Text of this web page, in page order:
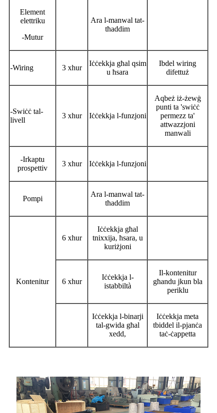
Element
elettriku
-Mutur
Ara l-manwal tat-
tħaddim
-Wiring 3 xhur
Iċċekkja għal qsim
u ħsara
Ibdel wiring
difettuż
-Swiċċ tal-
livell
3 xhur Iċċekkja l-funzjoni
Aqbeż iż-żewġ
punti ta 'swiċċ
permezz ta'
attwazzjoni
manwali
-Irkaptu
prospettiv
3 xhur Iċċekkja l-funzjoni
Pompi
Ara l-manwal tat-
tħaddim
Kontenitur
6 xhur
Iċċekkja għal
tnixxija, ħsara, u
kuriżjoni
6 xhur
Iċċekkja l-
istabbiltà
Il-kontenitur
għandu jkun bla
periklu
Iċċekkja l-binarji
tal-gwida għal
xedd,
Iċċekkja meta
tbiddel il-pjanċa
taċ-ċappetta